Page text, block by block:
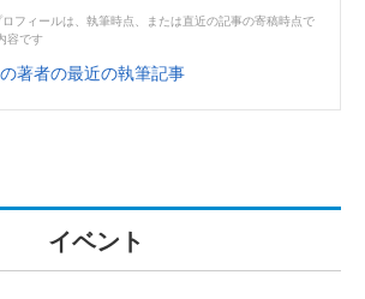
フィールは、執筆時点、または直近の記事の寄稿時点で
容です
著者の最近の執筆記事
イベント